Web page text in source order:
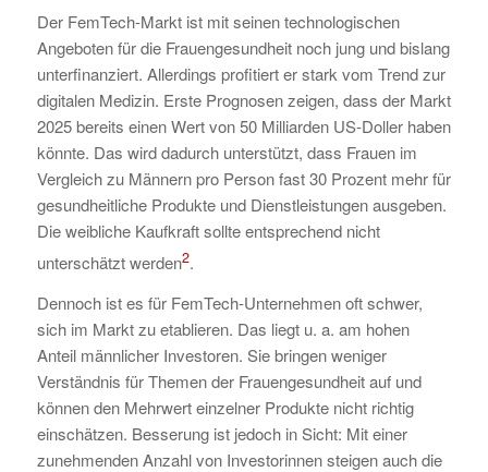
Der FemTech-Markt ist mit seinen technologischen
Angeboten für die Frauengesundheit noch jung und bislang
unterfinanziert. Allerdings profitiert er stark vom Trend zur
digitalen Medizin. Erste Prognosen zeigen, dass der Markt
2025 bereits einen Wert von 50 Milliarden US-Doller haben
könnte. Das wird dadurch unterstützt, dass Frauen im
Vergleich zu Männern pro Person fast 30 Prozent mehr für
gesundheitliche Produkte und Dienstleistungen ausgeben.
Die weibliche Kaufkraft sollte entsprechend nicht
unterschätzt werden2.
Dennoch ist es für FemTech-Unternehmen oft schwer,
sich im Markt zu etablieren. Das liegt u. a. am hohen
Anteil männlicher Investoren. Sie bringen weniger
Verständnis für Themen der Frauengesundheit auf und
können den Mehrwert einzelner Produkte nicht richtig
einschätzen. Besserung ist jedoch in Sicht: Mit einer
zunehmenden Anzahl von Investorinnen steigen auch die